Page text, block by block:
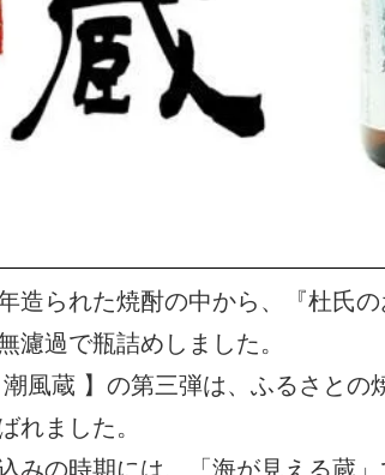
造られた焼酎の中から、『杜氏
濾過で瓶詰めしました。
潮風蔵 】の第三弾は、ふるさと
れました。
みの時期には、「海が見える蔵